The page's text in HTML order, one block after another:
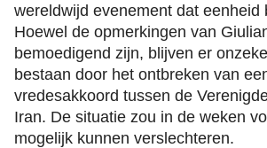
wereldwijd evenement dat eenheid
Hoewel de opmerkingen van
bemoedigend zijn, blijven er
bestaan door het ontbreken van
vredesakkoord tussen de
Iran. De situatie zou in de weken
mogelijk kunnen verslechteren.